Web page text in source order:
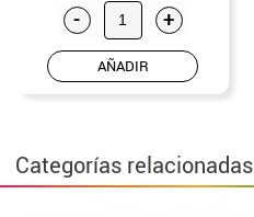
- +
AÑADIR
Categorías relacionadas